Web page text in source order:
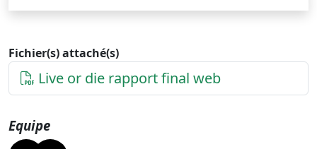
Fichier(s) attaché(s)
Live or die rapport final web
Equipe